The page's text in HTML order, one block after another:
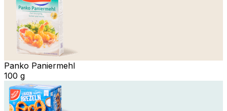
Panko Paniermehl
100 g